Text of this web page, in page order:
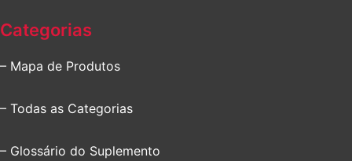
Categorias
– Mapa de Produtos
– Todas as Categorias
– Glossário do Suplemento